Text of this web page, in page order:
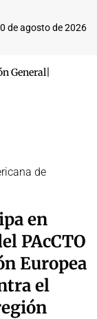
de agosto de 2026
General
de
en
PAcCTO
Europea
el